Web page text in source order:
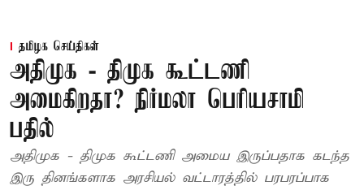
தமிழக செய்திகள்
அதிமுக - திமுக கூட்டணி
அமைகிறதா? நிர்மலா பெரியசாமி
பதில்
அதிமுக - திமுக கூட்டணி அமைய இருப்பதாக கடந்த
இரு தினங்களாக அரசியல் வட்டாரத்தில் பரபரப்பாக